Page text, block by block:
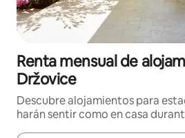
Renta mensual de
Držovice
Descubre alojamientos para
harán sentir como en casa